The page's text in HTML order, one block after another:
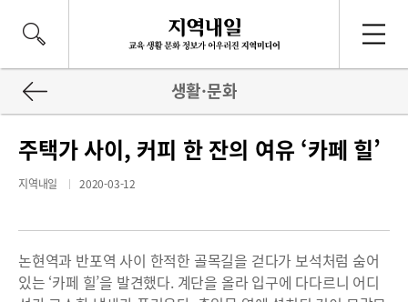
생활·문화
주택가 사이, 커피 한 잔의 여유 ‘카페 힐’
지역내일 2020-03-12
논현역과 반포역 사이 한적한 골목길을 걷다가 보석처럼 숨어
있는 ‘카페 힐’을 발견했다. 계단을 올라 입구에 다다르니 어디